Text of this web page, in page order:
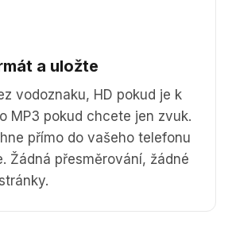
a uložte
vodoznaku, HD pokud je k
MP3 pokud chcete jen zvuk.
přímo do vašeho telefonu
Žádná přesměrování, žádné